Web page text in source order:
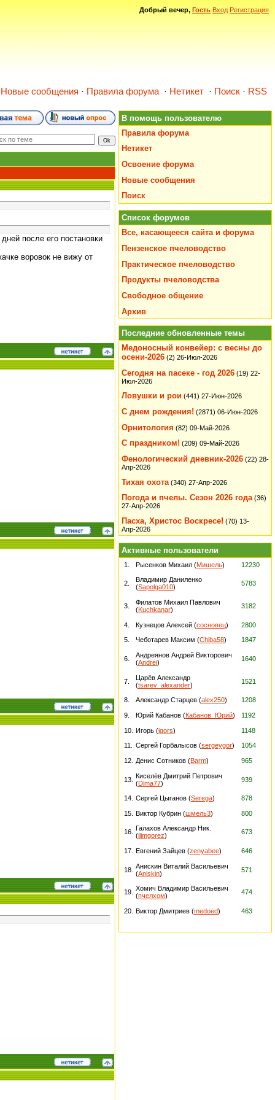
Добрый вечер, Гость Вход Регистрация
Новые сообщения · Правила форума · Нетикет · Поиск · RSS
после его постановки
воровок не вижу от
В помощь пользователю
Правила форума
Нетикет
Освоение форума
Новые сообщения
Поиск
Список форумов
Все, касающееся сайта и форума
Пензенское пчеловодство
Практическое пчеловодство
Продукты пчеловодства
Свободное общение
Архив
Последние обновленные темы
Медоносный конвейер: с весны до
осени-2026 (2) 26-Июл-2026
Сегодня на пасеке - год 2026 (19) 22-
Июл-2026
Ловушки и рои (441) 27-Июн-2026
С днем рождения! (2871) 06-Июн-2026
Орнитология (82) 09-Май-2026
С праздником! (209) 09-Май-2026
Фенологический дневник-2026 (22) 28-
Апр-2026
Тихая охота (340) 27-Апр-2026
Погода и пчелы. Сезон 2026 года (36)
27-Апр-2026
Пасха, Христос Воскресе! (70) 13-
Апр-2026
Активные пользователи
1. Рысенков Михаил (Мишель) 12230
2.
Владимир Даниленко
(Sapolga010) 5783
3.
Филатов Михаил Павлович
(Kuchkanar) 3182
4. Кузнецов Алексей (сосновец) 2800
5. Чеботарев Максим (Chiba58) 1847
6.
Андреянов Андрей Викторович
(Andrei) 1640
7.
Царёв Александр
(tsarev_alexander) 1521
8. Александр Старцев (alex250) 1208
9. Юрий Кабанов (Кабанов_Юрий) 1192
10. Игорь (igors) 1148
11. Сергей Горбалысов (sergeygor) 1054
12. Денис Сотников (Barm) 965
13. Киселёв Дмитрий Петрович
(Dima77) 939
14. Сергей Цыганов (Serega) 878
15. Виктор Кубрин (шмель3) 800
16. Галахов Александр Ник.
(ilimgorez) 673
17. Евгений Зайцев (zenyabee) 646
18. Анискин Виталий Васильевич
(Aniskin) 571
19. Хомич Владимир Васильевич
(пчелхом) 474
20. Виктор Дмитриев (medoed) 463